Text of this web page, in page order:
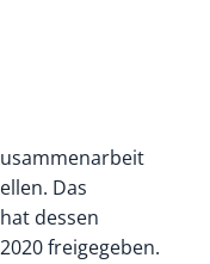
Das
dessen
freigegeben.